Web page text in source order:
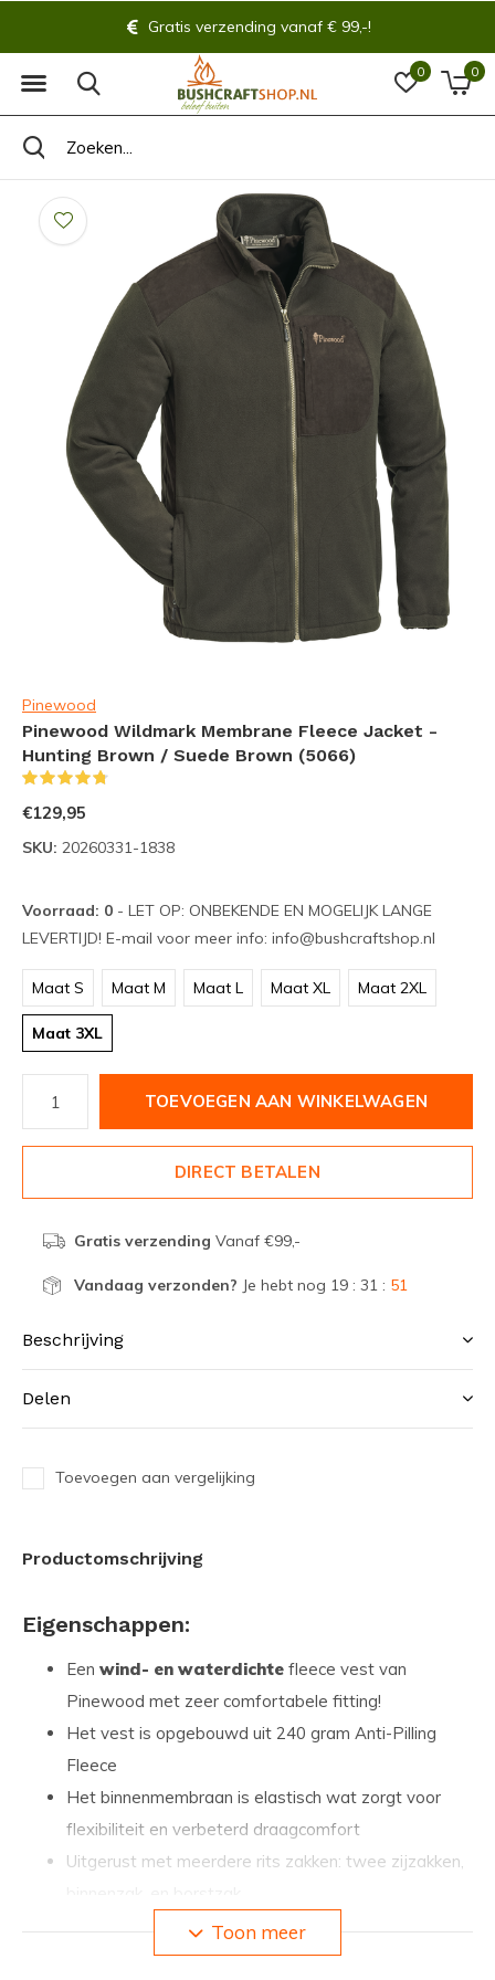
0 0
Gratis verzending vanaf € 99,-!
Pinewood
Pinewood Wildmark Membrane Fleece Jacket -
Hunting Brown / Suede Brown (5066)
€129,95
SKU: 20260331-1838
Voorraad: 0 - LET OP: ONBEKENDE EN MOGELIJK LANGE
LEVERTIJD! E-mail voor meer info: info@bushcraftshop.nl
Maat S Maat M Maat L Maat XL Maat 2XL
Maat 3XL
TOEVOEGEN AAN WINKELWAGEN
DIRECT BETALEN
Gratis verzending Vanaf €99,-
Vandaag verzonden? Je hebt nog 19 : 31 : 51
Beschrijving
Delen
Toevoegen aan vergelijking
Productomschrijving
Eigenschappen:
Een wind- en waterdichte fleece vest van
Pinewood met zeer comfortabele fitting!
Het vest is opgebouwd uit 240 gram Anti-Pilling
Fleece
Het binnenmembraan is elastisch wat zorgt voor
flexibiliteit en verbeterd draagcomfort
Uitgerust met meerdere rits zakken: twee zijzakken,
De borstzak heeft ook een opening voor
draden/antenne
Toon meer